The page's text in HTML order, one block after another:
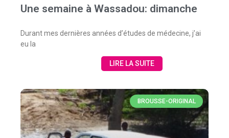
Une semaine à Wassadou: dimanche
Durant mes dernières années d’études de médecine, j’ai
eu la
LIRE LA SUITE
BROUSSE-ORIGINAL